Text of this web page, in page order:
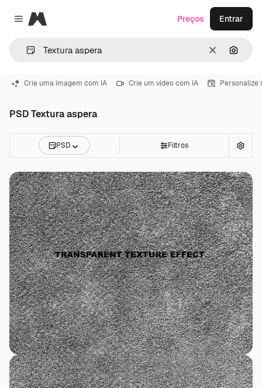
Close menu
Magnific
Limpar
Preços Entrar
Crie uma imagem com IA Crie um vídeo com IA Personalize
PSD Textura aspera
PSD Filtros